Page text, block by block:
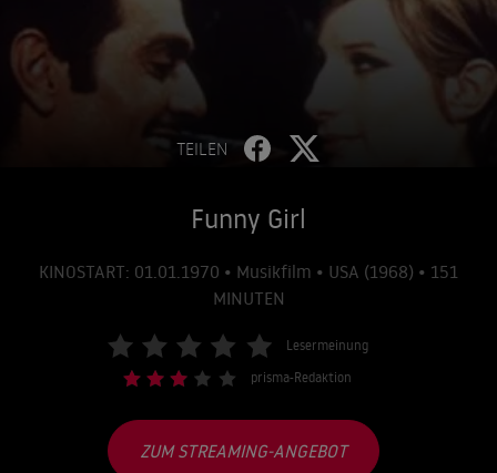
TEILEN
Funny Girl
KINOSTART: 01.01.1970 • Musikfilm • USA (1968) • 151
MINUTEN
Lesermeinung
prisma-Redaktion
ZUM STREAMING-ANGEBOT